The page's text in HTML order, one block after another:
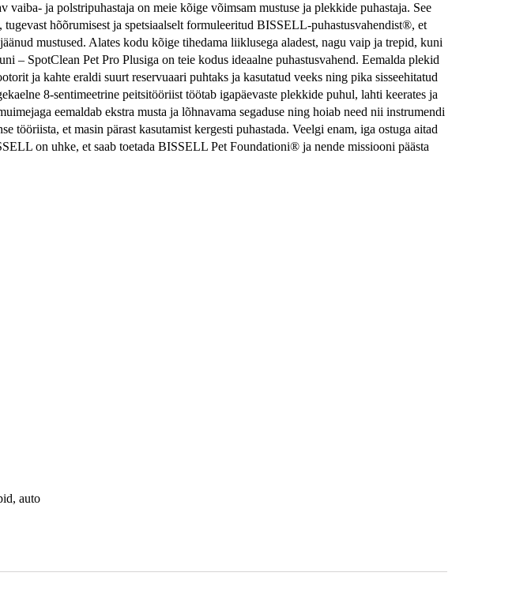
ja polstripuhastaja on meie kõige võimsam mustuse ja plekkide puhastaja. See
tugevast hõõrumisest ja spetsiaalselt formuleeritud BISSELL-puhastusvahendist®, et
mustused. Alates kodu kõige tihedama liiklusega aladest, nagu vaip ja trepid, kuni
– SpotClean Pet Pro Plusiga on teie kodus ideaalne puhastusvahend. Eemalda plekid
ja kahte eraldi suurt reservuaari puhtaks ja kasutatud veeks ning pika sisseehitatud
8-sentimeetrine peitsitööriist töötab igapäevaste plekkide puhul, lahti keerates ja
eemaldab ekstra musta ja lõhnavama segaduse ning hoiab need nii instrumendi
tööriista, et masin pärast kasutamist kergesti puhastada. Veelgi enam, iga ostuga aitad
on uhke, et saab toetada BISSELL Pet Foundationi® ja nende missiooni päästa
auto